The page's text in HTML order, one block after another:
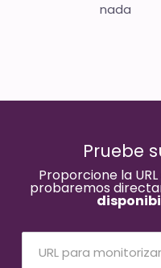
nada
Pruebe
Proporcione la
probaremos